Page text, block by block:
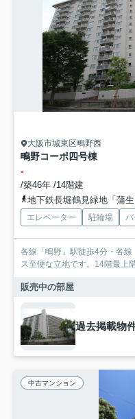
大阪市城東区鴫野西
鴫野コーポ四号棟
-
/築46年 /14階建
地下鉄長堀鶴見緑地「蒲
エレベーター 駐輪場 バ
各線「鴫野」駅徒歩4分・各
ス至便な立地です。14階最上
販売中の部屋
過去掲載物
中古マンション